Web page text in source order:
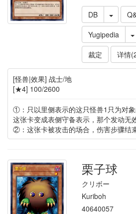
DB
Yugipedia
裁定
详情
[怪兽|效果] 战士/地
[★4] 100/2600
①：只以里侧表示的这只怪兽1只为对象
这张卡变成表侧守备表示，那个发动无效
②：这张卡被攻击的场合，伤害步骤结
栗子球
クリボー
Kuriboh
40640057